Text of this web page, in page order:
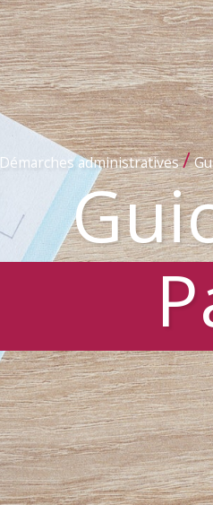
Démarches administratives/